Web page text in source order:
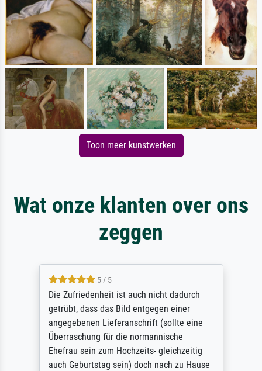
Toon meer kunstwerken
Wat onze klanten over ons
zeggen
5 / 5
Die Zufriedenheit ist auch nicht dadurch
getrübt, dass das Bild entgegen einer
angegebenen Lieferanschrift (sollte eine
Überraschung für die normannische
Ehefrau sein zum Hochzeits- gleichzeitig
auch Geburtstag sein) doch nach zu Hause